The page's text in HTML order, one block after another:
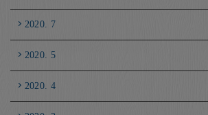
2020. 7
2020. 5
2020. 4